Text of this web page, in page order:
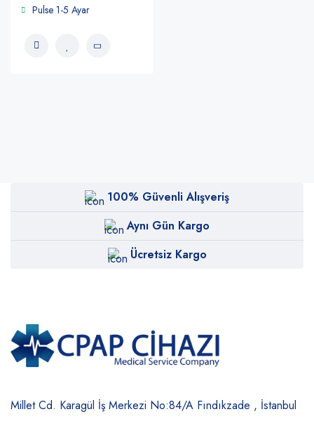
Pulse 1-5 Ayar
100% Güvenli Alışveriş
Aynı Gün Kargo
Ücretsiz Kargo
Millet Cd. Karagül İş Merkezi No:84/A Fındıkzade , İstanbul